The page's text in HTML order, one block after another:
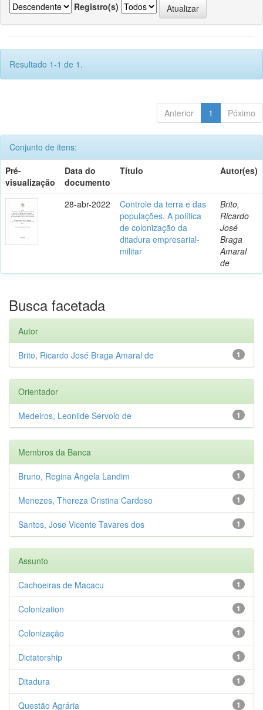
Registro(s)
Resultado 1-1 de 1.
Anterior 1 Póximo
Conjunto de itens:
Pré-
visualização
Data do
documento
Título Autor(es)
28-abr-2022
Controle da terra e das
populações. A política
de colonização da
ditadura empresarial-
militar
Brito,
Ricardo
José
Braga
Amaral
de
Busca facetada
Autor
1
Brito, Ricardo José Braga Amaral de
Orientador
1
Medeiros, Leonilde Servolo de
Membros da Banca
1
Bruno, Regina Angela Landim
1
Menezes, Thereza Cristina Cardoso
1
Santos, Jose Vicente Tavares dos
Assunto
1
Cachoeiras de Macacu
1
Colonization
1
Colonização
1
Dictatorship
1
Ditadura
1
Questão Agrária